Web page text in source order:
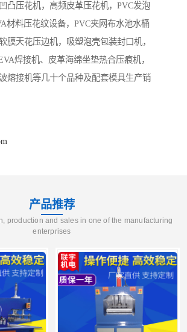
凸压花机，高频皮革压花机，PVC发泡
材料压花纹设备，PVC夹网布水池水桶
膜天花压边机，吸塑泡壳包装封口机，
焊接机、皮革海绵坐垫热合压痕机，
熔接机等几十个品种及配套模具生产销
产品推荐
production and sales in one of the manufacturing
enterprises